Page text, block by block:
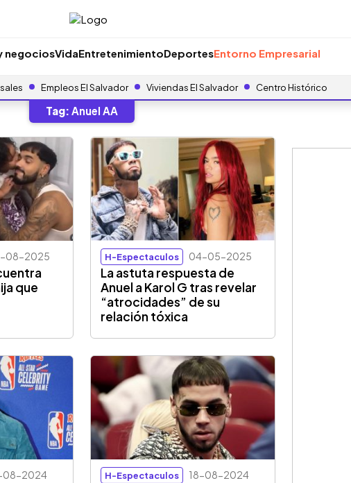
negociosVidaEntretenimientoDeportesEntorno Empresarial
Empleos El Salvador Viviendas El Salvador Centro Histórico
Tag: Anuel AA
08-2025
que
H-Espectaculos 04-05-2025
La astuta respuesta de
Anuel a Karol G tras revelar
“atrocidades” de su
relación tóxica
08-2024 H-Espectaculos 18-08-2024